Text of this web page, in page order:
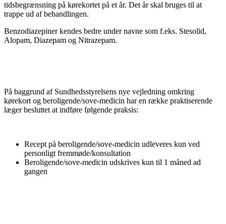
tidsbegrænsning på kørekortet på et år. Det år skal bruges til at
trappe ud af behandlingen.
Benzodiazepiner kendes bedre under navne som f.eks. Stesolid,
Alopam, Diazepam og Nitrazepam.
På baggrund af Sundhedsstyrelsens nye vejledning omkring
kørekort og beroligende/sove-medicin har en række praktiserende
læger besluttet at indføre følgende praksis:
Recept på beroligende/sove-medicin udleveres kun ved
personligt fremmøde/konsultation
Beroligende/sove-medicin udskrives kun til 1 måned ad
gangen